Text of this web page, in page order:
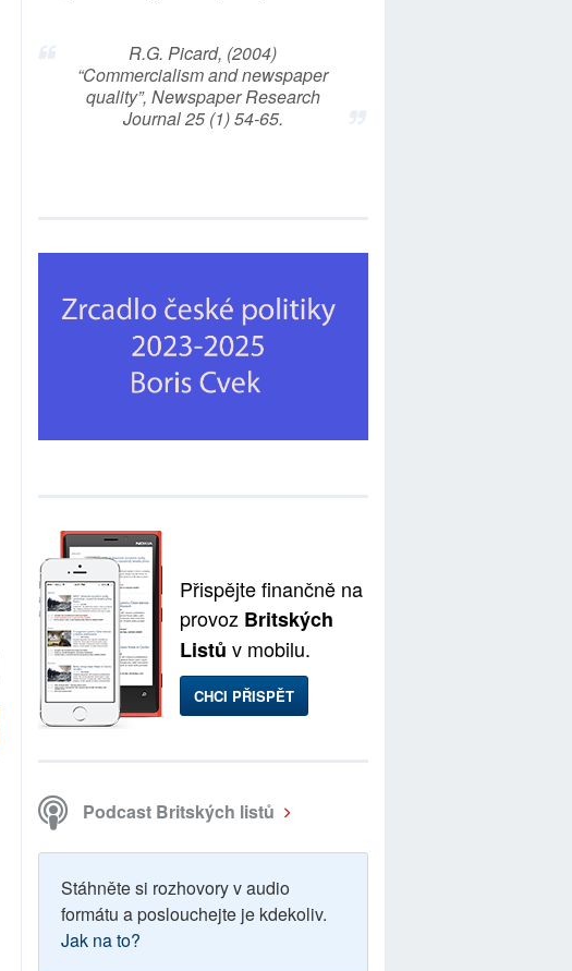
R.G. Picard, (2004)
“Commercialism and newspaper
quality”, Newspaper Research
Journal 25 (1) 54-65.
Přispějte finančně na
provoz Britských
Listů v mobilu.
CHCI PŘISPĚT
Podcast Britských listů
Stáhněte si rozhovory v audio
formátu a poslouchejte je kdekoliv.
Jak na to?